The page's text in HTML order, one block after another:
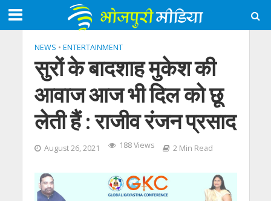
NEWS • ENTERTAINMENT
सुरों के बादशाह मुकेश की
आवाज आज भी दिल को छू
लेती हैं : राजीव रंजन प्रसाद
August 26, 2021 188 Views 2 Min Read